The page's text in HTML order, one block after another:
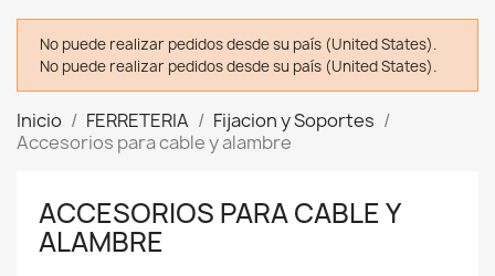
No puede realizar pedidos desde su país (United States).
No puede realizar pedidos desde su país (United States).
Inicio FERRETERIA
Fijacion y Soportes
Accesorios para cable y alambre
ACCESORIOS PARA CABLE Y
ALAMBRE